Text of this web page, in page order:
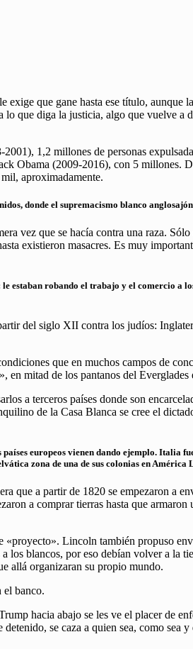
que gane hasta ese título, aunque
que diga la justicia, algo que vuelve a
1,2 millones de personas
Obama (2009-2016), con 5 millones.
aproximadamente.
donde el supremacismo blanco
vez que se hacía contra una raza.
existieron masacres. Es muy
estaban robando el trabajo y el comercio a
del siglo XII contra los judíos:
que en muchos campos de
en mitad de los pantanos del Everglades
a terceros países donde son
de la Casa Blanca se cree el
europeos vienen dando ejemplo. Italia
zona de una de sus colonias en América
que a partir de 1820 se empezaron a
a comprar tierras hasta que
Lincoln también propuso
blancos, por eso debían volver a la
allá organizaran su propio mundo.
el banco.
hacia abajo se les ve el placer de
se caza a quien sea, como sea y